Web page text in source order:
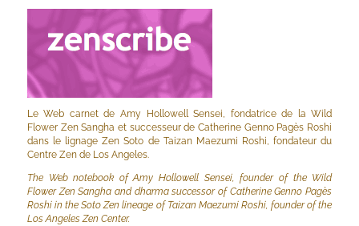
Le Web carnet de Amy Hollowell Sensei, fondatrice de la Wild
Flower Zen Sangha et successeur de Catherine Genno Pagès Roshi
dans le lignage Zen Soto de Taizan Maezumi Roshi, fondateur du
Centre Zen de Los Angeles.
The Web notebook of Amy Hollowell Sensei, founder of the Wild
Flower Zen Sangha and dharma successor of Catherine Genno Pagès
Roshi in the Soto Zen lineage of Taizan Maezumi Roshi, founder of the
Los Angeles Zen Center.